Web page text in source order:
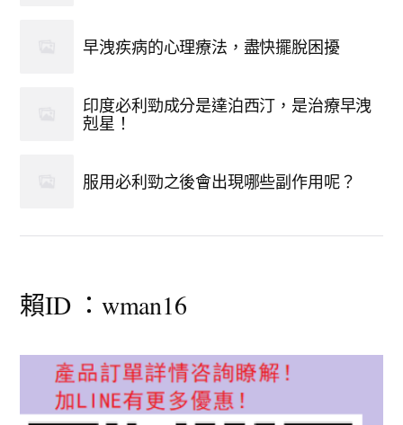
早洩疾病的心理療法，盡快擺脫困擾
印度必利勁成分是達泊西汀，是治療早洩
剋星！
服用必利勁之後會出現哪些副作用呢？
賴ID ：wman16